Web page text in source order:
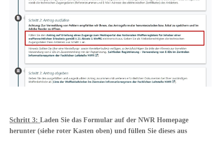
Schritt 3:Laden Sie das Formular auf der NWR Homepage
herunter (siehe roter Kasten oben) und füllen Sie dieses aus